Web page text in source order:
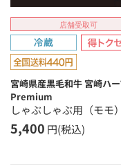
店舗受取可
宮崎県産黒毛和牛 宮崎ハ
Premium
しゃぶしゃぶ用（モモ）
5,400 円(税込)